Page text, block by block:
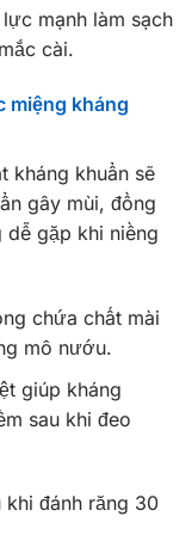
mạnh làm sạch
cài.
miệng kháng
kháng khuẩn sẽ
gây mùi, đồng
dễ gặp khi niềng
chứa chất mài
mô nướu.
giúp kháng
sau khi đeo
đánh răng 30